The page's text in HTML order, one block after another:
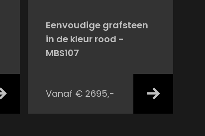
Eenvoudige grafsteen
in de kleur rood -
MBS107
Vanaf € 2695,-